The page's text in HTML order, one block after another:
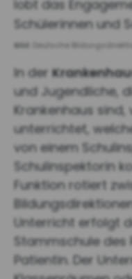
lobt das
Schülerinnen und
Bild: Deutsche
In der
und Jugendliche,
Krankenhaus sind,
unterrichtet,
von einem
Schulinspektorin
Funktion rotiert
Unterricht erfolgt
Stammschule des
Patientin. Der